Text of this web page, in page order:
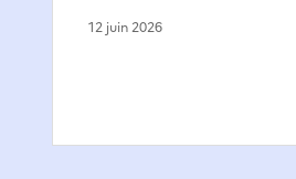
12 juin 2026